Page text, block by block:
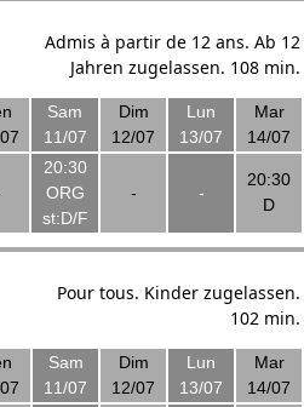
Admis à partir de 12 ans. Ab 12
Jahren zugelassen. 108 min.
Sam
11/07
Dim
12/07
Lun
13/07
Mar
14/07
20:30
ORG
st:D/F
- -
20:30
D
Pour tous. Kinder zugelassen.
102 min.
Sam
11/07
Dim
12/07
Lun
13/07
Mar
14/07